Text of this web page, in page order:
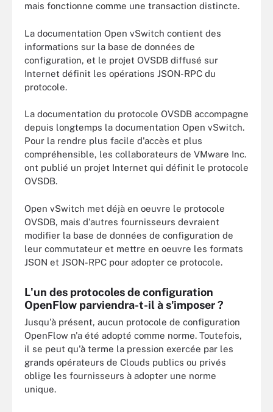
mais fonctionne comme une transaction distincte.
La documentation Open vSwitch contient des
informations sur la base de données de
configuration, et le projet OVSDB diffusé sur
Internet définit les opérations JSON-RPC du
protocole.
La documentation du protocole OVSDB accompagne
depuis longtemps la documentation Open vSwitch.
Pour la rendre plus facile d'accès et plus
compréhensible, les collaborateurs de VMware Inc.
ont publié un projet Internet qui définit le protocole
OVSDB.
Open vSwitch met déjà en oeuvre le protocole
OVSDB, mais d'autres fournisseurs devraient
modifier la base de données de configuration de
leur commutateur et mettre en oeuvre les formats
JSON et JSON-RPC pour adopter ce protocole.
L'un des protocoles de configuration
OpenFlow parviendra-t-il à s'imposer ?
Jusqu'à présent, aucun protocole de configuration
OpenFlow n'a été adopté comme norme. Toutefois,
il se peut qu'à terme la pression exercée par les
grands opérateurs de Clouds publics ou privés
oblige les fournisseurs à adopter une norme
unique.